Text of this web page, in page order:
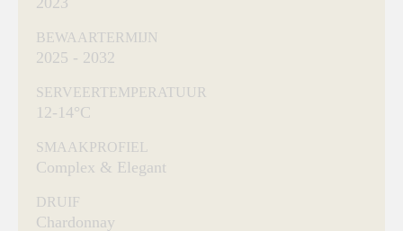
BEWAARTERMIJN
2025 - 2032
SERVEERTEMPERATUUR
12-14°C
SMAAKPROFIEL
Complex & Elegant
DRUIF
Chardonnay